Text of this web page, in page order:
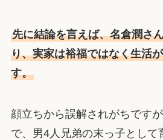
先に結論を言えば、名倉潤さ
り、実家は裕福ではなく生活
す。
顔立ちから誤解されがちです
で、男4人兄弟の末っ子として